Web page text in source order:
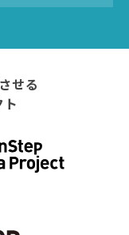
せる